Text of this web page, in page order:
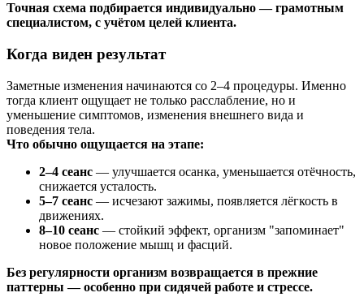
Точная схема подбирается индивидуально — грамотным
специалистом, с учётом целей клиента.
Когда виден результат
Заметные изменения начинаются со 2–4 процедуры. Именно
тогда клиент ощущает не только расслабление, но и
уменьшение симптомов, изменения внешнего вида и
поведения тела.
Что обычно ощущается на этапе:
2–4 сеанс — улучшается осанка, уменьшается отёчность,
снижается усталость.
5–7 сеанс — исчезают зажимы, появляется лёгкость в
движениях.
8–10 сеанс — стойкий эффект, организм "запоминает"
новое положение мышц и фасций.
Без регулярности организм возвращается в прежние
паттерны — особенно при сидячей работе и стрессе.